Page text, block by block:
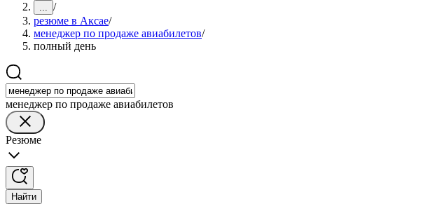
... /
резюме в Аксае/
менеджер по продаже авиабилетов/
полный день
менеджер по продаже авиабилетов
Резюме
Найти